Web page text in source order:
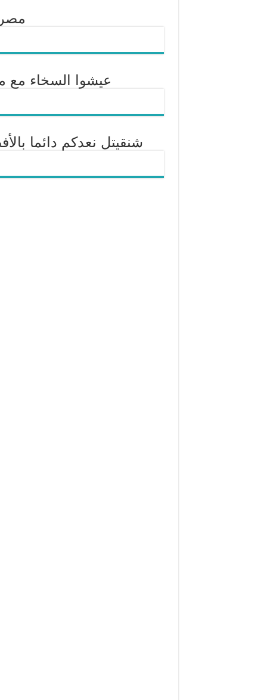
عيشوا السخاء مع
شنقيتل نعدكم دائما